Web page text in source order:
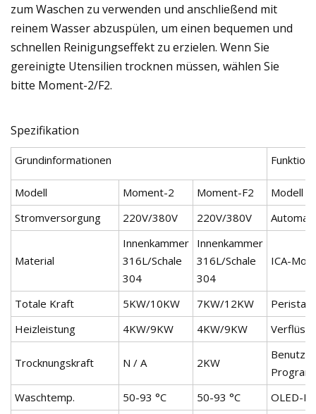
zum Waschen zu verwenden und anschließend mit
reinem Wasser abzuspülen, um einen bequemen und
schnellen Reinigungseffekt zu erzielen. Wenn Sie
gereinigte Utensilien trocknen müssen, wählen Sie
bitte Moment-2/F2.
Spezifikation
Grundinformationen
Modell Moment-2 Moment-F2
Modell
Stromversorgung
220V/380V 220V/380V
Material
Innenkammer
316L/Schale
304
Innenkammer
316L/Schale
304
ICA-
Totale Kraft 5KW/10KW 7KW/12KW
Heizleistung
4KW/9KW 4KW/9KW
Trocknungskraft N / A 2KW
Waschtemp.
50-93 °C 50-93 °C
OLED-